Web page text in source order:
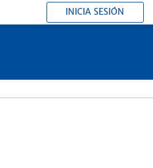
INICIA SESIÓN